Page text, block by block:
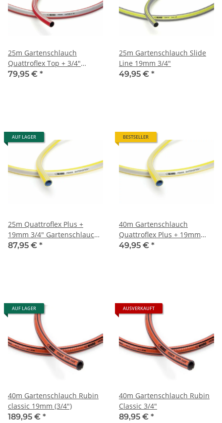
25m Gartenschlauch
Quattroflex Top + 3/4"
19mm von Rehau
79,95 € *
25m Gartenschlauch Slide
Line 19mm 3/4"
49,95 € *
AUF LAGER
25m Quattroflex Plus +
19mm 3/4" Gartenschlauch
von Rehau
87,95 € *
BESTSELLER
40m Gartenschlauch
Quattroflex Plus + 19mm
3/4" auf Spule Rehau
49,95 € *
AUF LAGER
40m Gartenschlauch Rubin
classic 19mm (3/4")
189,95 € *
AUSVERKAUFT
40m Gartenschlauch Rubin
Classic 3/4"
89,95 € *